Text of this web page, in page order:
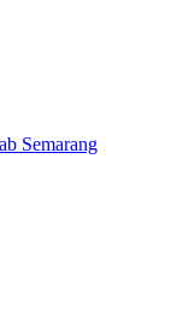
Semarang